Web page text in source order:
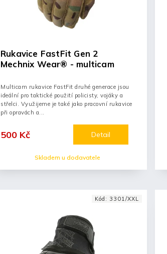
Rukavice FastFit Gen 2
Mechnix Wear® - multicam
Skladem u dodavatele
500 Kč Detail
Multicam rukavice FastFit druhé generace jsou
ideální pro taktické použití policisty, vojáky a
střelci. Využijeme je také jako pracovní rukavice
při opravách a...
Kód: 3301/XXL